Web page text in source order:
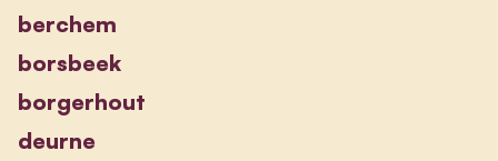
berchem
borsbeek
borgerhout
deurne